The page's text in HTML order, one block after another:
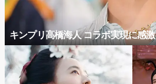
キンプリ高橋海人 コラボ実現に感激